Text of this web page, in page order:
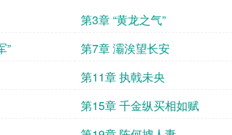
第3章 “黄龙之气”
”
第7章 灞涘望长安
第11章 执戟未央
第15章 千金纵买相如赋